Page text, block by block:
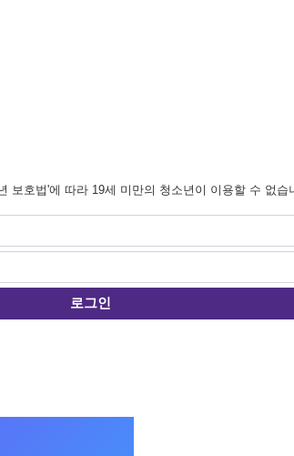
보호법'에 따라 19세 미만의 청소년이 이용할 수 없습